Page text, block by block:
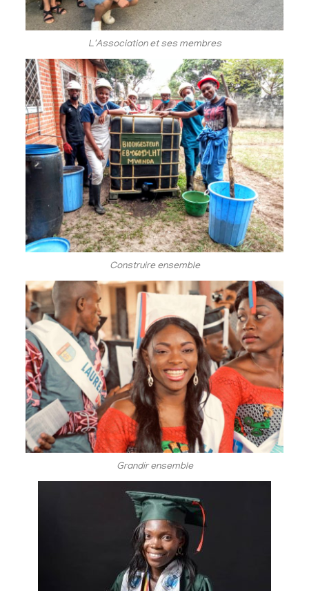
L'Association et ses membres
Construire ensemble
Grandir ensemble